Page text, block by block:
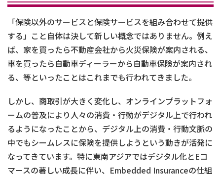
「保険以外のサービスと保険サービスを組み合わせて提供
する」こと自体は決して新しい概念ではありません。例え
ば、家を買ったら不動産会社から火災保険が案内される、
車を買ったら自動車ディーラーから自動車保険が案内され
る、等といったことはこれまでも行われてきました。
しかし、商取引が大きく変化し、オンラインプラットフォ
ームの普及により人々の消費・行動がデジタル上で行われ
るようになったことから、デジタル上の消費・行動文脈の
中でもシームレスに保険を提供しようという動きが活発に
なってきています。特に東南アジアではデジタル化とEコ
マースの著しい成長に伴い、Embedded Insuranceの仕組